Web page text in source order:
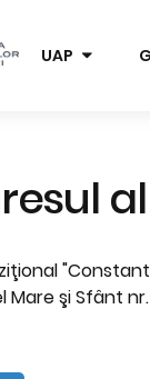
UAP
al
Mare şi Sfânt